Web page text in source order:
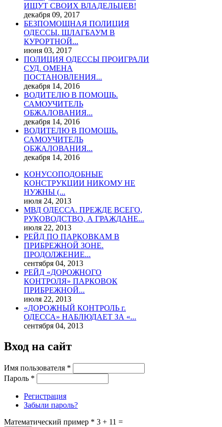
ИЩУТ СВОИХ ВЛАДЕЛЬЦЕВ!
декабря 09, 2017
БЕЗПОМОЩНАЯ ПОЛИЦИЯ
ОДЕССЫ. ШЛАГБАУМ В
КУРОРТНОЙ...
июня 03, 2017
ПОЛИЦИЯ ОДЕССЫ ПРОИГРАЛИ
СУД. ОМЕНА
ПОСТАНОВЛЕНИЯ...
декабря 14, 2016
ВОДИТЕЛЮ В ПОМОЩЬ.
САМОУЧИТЕЛЬ
ОБЖАЛОВАНИЯ...
декабря 14, 2016
ВОДИТЕЛЮ В ПОМОЩЬ.
САМОУЧИТЕЛЬ
ОБЖАЛОВАНИЯ...
декабря 14, 2016
КОНУСОПОДОБНЫЕ
КОНСТРУКЦИИ НИКОМУ НЕ
НУЖНЫ (...
июля 24, 2013
МВД ОДЕССА. ПРЕЖДЕ ВСЕГО,
РУКОВОДСТВО, А ГРАЖДАНЕ...
июля 22, 2013
РЕЙД ПО ПАРКОВКАМ В
ПРИБРЕЖНОЙ ЗОНЕ.
ПРОДОЛЖЕНИЕ...
сентября 04, 2013
РЕЙД «ДОРОЖНОГО
КОНТРОЛЯ» ПАРКОВОК
ПРИБРЕЖНОЙ...
июля 22, 2013
«ДОРОЖНЫЙ КОНТРОЛЬ г.
ОДЕССА» НАБЛЮДАЕТ ЗА «...
сентября 04, 2013
Вход на сайт
Имя пользователя *
Пароль *
Регистрация
Забыли пароль?
Математический пример * 3 + 11 =